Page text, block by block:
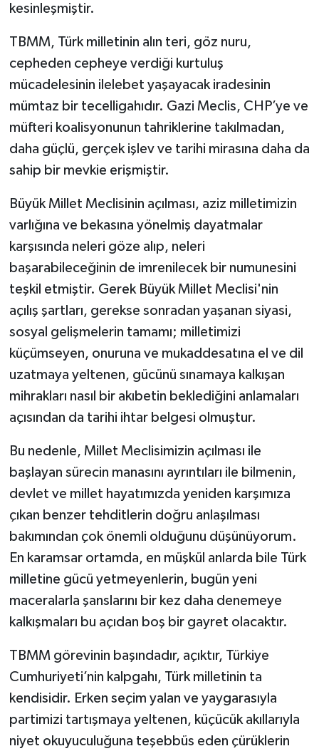
kesinleşmiştir.
TBMM, Türk milletinin alın teri, göz nuru,
cepheden cepheye verdiği kurtuluş
mücadelesinin ilelebet yaşayacak iradesinin
mümtaz bir tecelligahıdır. Gazi Meclis, CHP’ye ve
müfteri koalisyonunun tahriklerine takılmadan,
daha güçlü, gerçek işlev ve tarihi mirasına daha da
sahip bir mevkie erişmiştir.
Büyük Millet Meclisinin açılması, aziz milletimizin
varlığına ve bekasına yönelmiş dayatmalar
karşısında neleri göze alıp, neleri
başarabileceğinin de imrenilecek bir numunesini
teşkil etmiştir. Gerek Büyük Millet Meclisi'nin
açılış şartları, gerekse sonradan yaşanan siyasi,
sosyal gelişmelerin tamamı; milletimizi
küçümseyen, onuruna ve mukaddesatına el ve dil
uzatmaya yeltenen, gücünü sınamaya kalkışan
mihrakları nasıl bir akıbetin beklediğini anlamaları
açısından da tarihi ihtar belgesi olmuştur.
Bu nedenle, Millet Meclisimizin açılması ile
başlayan sürecin manasını ayrıntıları ile bilmenin,
devlet ve millet hayatımızda yeniden karşımıza
çıkan benzer tehditlerin doğru anlaşılması
bakımından çok önemli olduğunu düşünüyorum.
En karamsar ortamda, en müşkül anlarda bile Türk
milletine gücü yetmeyenlerin, bugün yeni
maceralarla şanslarını bir kez daha denemeye
kalkışmaları bu açıdan boş bir gayret olacaktır.
TBMM görevinin başındadır, açıktır, Türkiye
Cumhuriyeti’nin kalpgahı, Türk milletinin ta
kendisidir. Erken seçim yalan ve yaygarasıyla
partimizi tartışmaya yeltenen, küçücük akıllarıyla
niyet okuyuculuğuna teşebbüs eden çürüklerin